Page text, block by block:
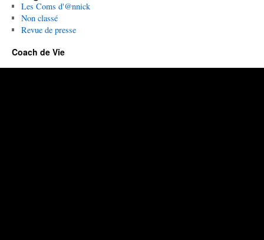
Les Coms d'@nnick
Non classé
Revue de presse
Coach de Vie